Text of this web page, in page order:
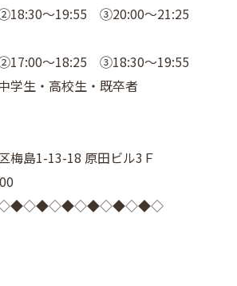
～19:55 ③20:00～21:25
～18:25 ③18:30～19:55
学生・高校生・既卒者
梅島1-13-18 原田ビル3Ｆ